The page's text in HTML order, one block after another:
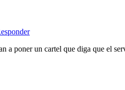
a poner un cartel que diga que el